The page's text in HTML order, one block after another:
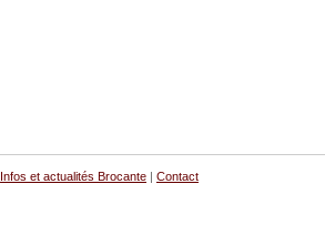
Infos et actualités Brocante | Contact